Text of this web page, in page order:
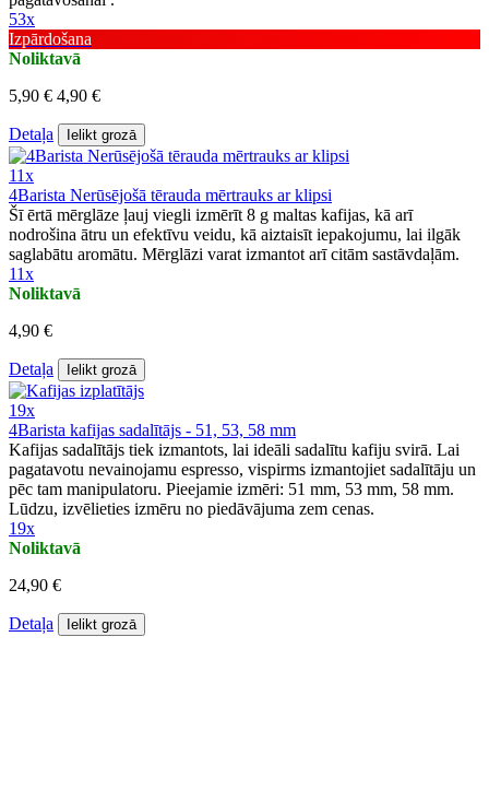
53x
Izpārdošana
Noliktavā
5,90 € 4,90 €
Detaļa Ielikt grozā
11x
4Barista Nerūsējošā tērauda mērtrauks ar klipsi
Šī ērtā mērglāze ļauj viegli izmērīt 8 g maltas kafijas, kā arī
nodrošina ātru un efektīvu veidu, kā aiztaisīt iepakojumu, lai ilgāk
saglabātu aromātu. Mērglāzi varat izmantot arī citām sastāvdaļām.
11x
Noliktavā
4,90 €
Detaļa Ielikt grozā
19x
4Barista kafijas sadalītājs - 51, 53, 58 mm
Kafijas sadalītājs tiek izmantots, lai ideāli sadalītu kafiju svirā. Lai
pagatavotu nevainojamu espresso, vispirms izmantojiet sadalītāju un
pēc tam manipulatoru. Pieejamie izmēri: 51 mm, 53 mm, 58 mm.
Lūdzu, izvēlieties izmēru no piedāvājuma zem cenas.
19x
Noliktavā
24,90 €
Detaļa Ielikt grozā